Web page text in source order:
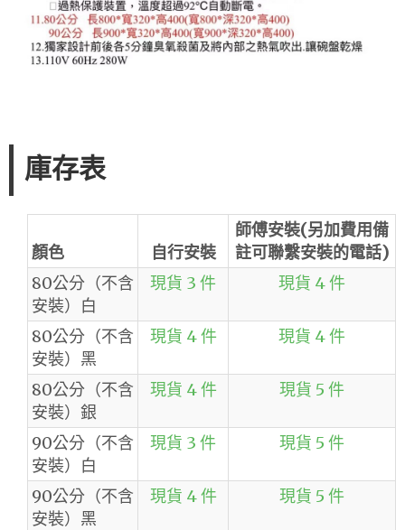
庫存表
顏色 自行安裝
師傅安裝(另加費用備
註可聯繫安裝的電話)
80公分（不含
安裝）白
現貨 3 件 現貨 4 件
80公分（不含
安裝）黑
現貨 4 件 現貨 4 件
80公分（不含
安裝）銀
現貨 4 件 現貨 5 件
90公分（不含
安裝）白
現貨 3 件 現貨 5 件
90公分（不含
安裝）黑
現貨 4 件 現貨 5 件